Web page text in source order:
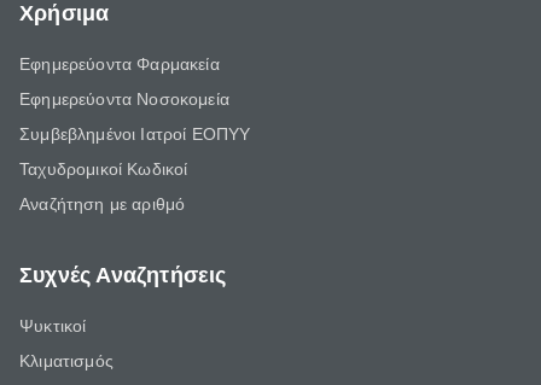
Χρήσιμα
Εφημερεύοντα Φαρμακεία
Εφημερεύοντα Νοσοκομεία
Συμβεβλημένοι Ιατροί ΕΟΠΥΥ
Ταχυδρομικοί Κωδικοί
Αναζήτηση με αριθμό
Συχνές Αναζητήσεις
Ψυκτικοί
Κλιματισμός